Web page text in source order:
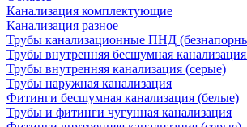
Канализация комплектующие
Канализация разное
Трубы канализационные ПНД
Трубы внутренняя бесшумная
Трубы внутренняя канализация (серые)
Трубы наружная канализация
Фитинги бесшумная канализация (белые)
Трубы и фитинги чугунная канализация